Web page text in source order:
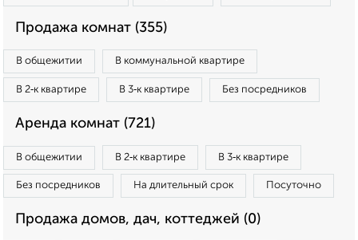
Продажа комнат (355)
В общежитии В коммунальной квартире
В 2‑к квартире В 3‑к квартире Без посредников
Аренда комнат (721)
В общежитии В 2‑к квартире В 3‑к квартире
Без посредников На длительный срок Посуточно
Продажа домов, дач, коттеджей (0)